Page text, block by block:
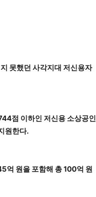
못했던 사각지대 저신용자
점 이하인 저신용 소상공인
원한다.
억 원을 포함해 총 100억 원